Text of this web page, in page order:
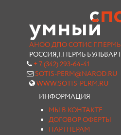
АНОО ДПО СОТИС Г.ПЕРМЬ
РОССИЯ,Г.ПЕРМЬ БУЛЬВАР
+ 7 (342) 293-64-41
SOTIS-PERM@NAROD.RU
WWW.SOTIS-PERM.RU
ИНФОРМАЦИЯ
МЫ В КОНТАКТЕ
ДОГОВОР ОФЕРТЫ
ПАРТНЕРАМ